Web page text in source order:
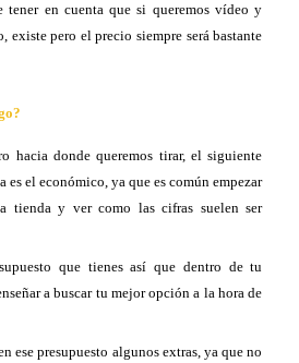
tener en cuenta que si queremos vídeo y
existe pero el precio siempre será bastante
hacia donde queremos tirar, el siguiente
es el económico, ya que es común empezar
tienda y ver como las cifras suelen ser
que tienes así que dentro de tu
a buscar tu mejor opción a la hora de
ese presupuesto algunos extras, ya que no